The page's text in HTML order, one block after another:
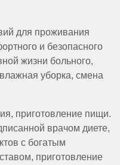
для проживания
и безопасного
жизни больного,
уборка, смена
приготовление пищи.
врачом диете,
с богатым
приготовление